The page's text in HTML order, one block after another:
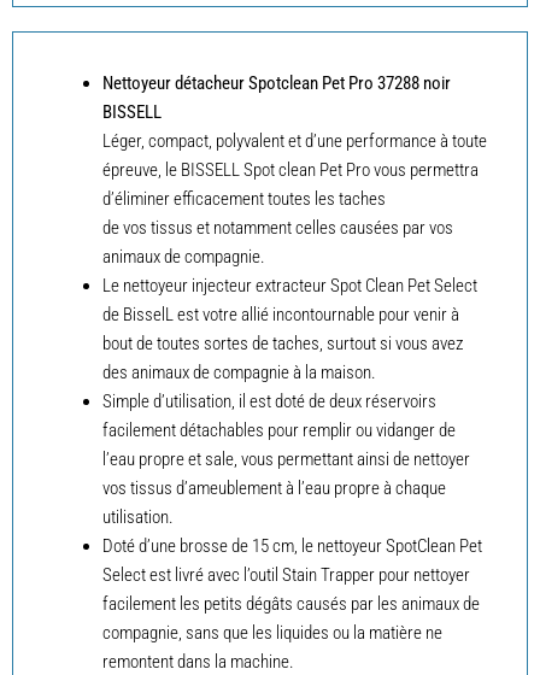
Nettoyeur détacheur Spotclean Pet Pro 37288 noir
BISSELL
Léger, compact, polyvalent et d’une performance à toute
épreuve, le BISSELL Spot clean Pet Pro vous permettra
d’éliminer efficacement toutes les taches
de vos tissus et notamment celles causées par vos
animaux de compagnie.
Le nettoyeur injecteur extracteur Spot Clean Pet Select
de BisselL est votre allié incontournable pour venir à
bout de toutes sortes de taches, surtout si vous avez
des animaux de compagnie à la maison.
Simple d’utilisation, il est doté de deux réservoirs
facilement détachables pour remplir ou vidanger de
l’eau propre et sale, vous permettant ainsi de nettoyer
vos tissus d’ameublement à l’eau propre à chaque
utilisation.
Doté d’une brosse de 15 cm, le nettoyeur SpotClean Pet
Select est livré avec l’outil Stain Trapper pour nettoyer
facilement les petits dégâts causés par les animaux de
compagnie, sans que les liquides ou la matière ne
remontent dans la machine.